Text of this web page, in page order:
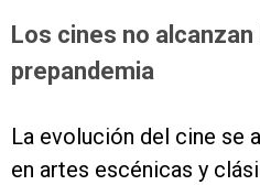
Los cines no
prepandemia
La evolución del cine se
en artes escénicas y